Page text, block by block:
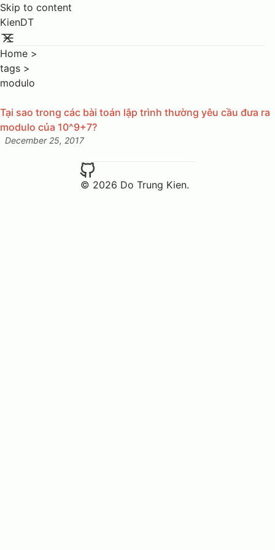
Skip to content
KienDT
Home >
tags >
modulo
Tại sao trong các bài toán lập trình thường yêu cầu đưa ra
modulo của 10^9+7?
Posted on:
December 25, 2017
© 2026 Do Trung Kien.